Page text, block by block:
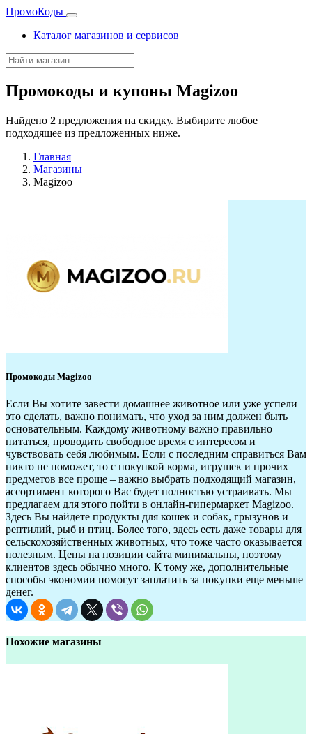
ПромоКоды
Каталог магазинов и сервисов
Промокоды и купоны Magizoo
Найдено 2 предложения на скидку. Выбирите любое
подходящее из предложенных ниже.
Главная
Магазины
Magizoo
Промокоды Magizoo
Если Вы хотите завести домашнее животное или уже успели
это сделать, важно понимать, что уход за ним должен быть
основательным. Каждому животному важно правильно
питаться, проводить свободное время с интересом и
чувствовать себя любимым. Если с последним справиться Вам
никто не поможет, то с покупкой корма, игрушек и прочих
предметов все проще – важно выбрать подходящий магазин,
ассортимент которого Вас будет полностью устраивать. Мы
предлагаем для этого пойти в онлайн-гипермаркет Magizoo.
Здесь Вы найдете продукты для кошек и собак, грызунов и
рептилий, рыб и птиц. Более того, здесь есть даже товары для
сельскохозяйственных животных, что тоже часто оказывается
полезным. Цены на позиции сайта минимальны, поэтому
клиентов здесь обычно много. К тому же, дополнительные
способы экономии помогут заплатить за покупки еще меньше
денег.
Похожие магазины